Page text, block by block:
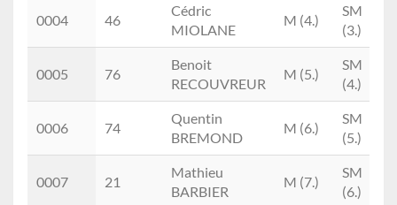
0004 46
Cédric
MIOLANE
M (4.)
SM
(3.)
0005 76
Benoit
RECOUVREUR
M (5.)
SM
(4.)
0006 74
Quentin
BREMOND
M (6.)
SM
(5.)
0007 21
Mathieu
BARBIER
M (7.)
SM
(6.)